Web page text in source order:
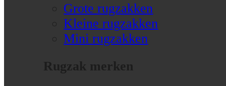
Grote rugzakken
Kleine rugzakken
Mini rugzakken
Rugzak merken